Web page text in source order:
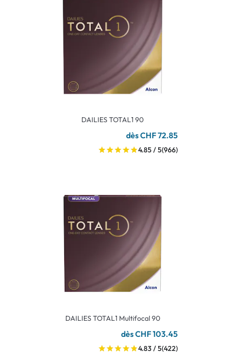
DAILIES TOTAL1 90
dès CHF 72.85
4.85 / 5(966)
DAILIES TOTAL1 Multifocal 90
dès CHF 103.45
4.83 / 5(422)